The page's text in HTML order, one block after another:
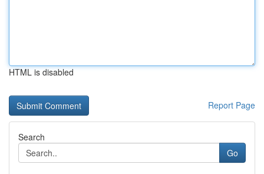
HTML is disabled
Report Page
Search
Go